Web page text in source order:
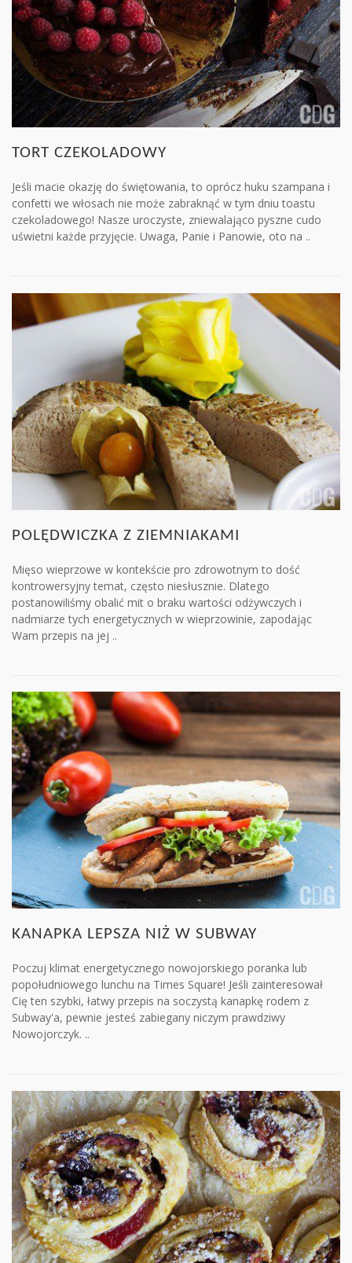
TORT CZEKOLADOWY
Jeśli macie okazję do świętowania, to oprócz huku szampana i
confetti we włosach nie może zabraknąć w tym dniu toastu
czekoladowego! Nasze uroczyste, zniewalająco pyszne cudo
uświetni każde przyjęcie. Uwaga, Panie i Panowie, oto na ..
POLĘDWICZKA Z ZIEMNIAKAMI
Mięso wieprzowe w kontekście pro zdrowotnym to dość
kontrowersyjny temat, często niesłusznie. Dlatego
postanowiliśmy obalić mit o braku wartości odżywczych i
nadmiarze tych energetycznych w wieprzowinie, zapodając
Wam przepis na jej ..
KANAPKA LEPSZA NIŻ W SUBWAY
Poczuj klimat energetycznego nowojorskiego poranka lub
popołudniowego lunchu na Times Square! Jeśli zainteresował
Cię ten szybki, łatwy przepis na soczystą kanapkę rodem z
Subway'a, pewnie jesteś zabiegany niczym prawdziwy
Nowojorczyk. ..